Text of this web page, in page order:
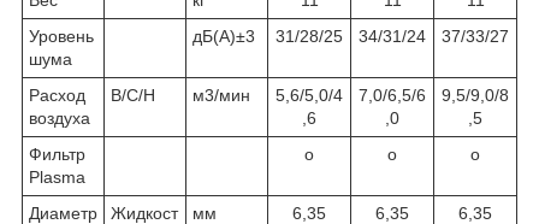
Уровень
шума
дБ(А)±3 31/28/25 34/31/24 37/33/27
Расход
воздуха
В/С/Н м3/мин
5,6/5,0/4
,6
7,0/6,5/6
,0
9,5/9,0/8
,5
Фильтр
Plasma
о о о
Диаметр
Жидкост
мм
6,35
6,35
6,35